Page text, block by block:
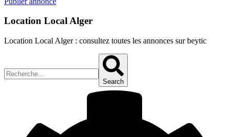
Location Local Alger
Location Local Alger : consultez toutes les annonces sur beytic
Search